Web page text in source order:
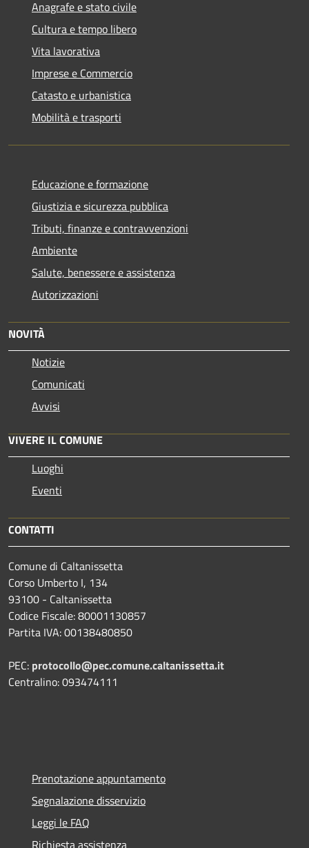
Anagrafe e stato civile
Cultura e tempo libero
Vita lavorativa
Imprese e Commercio
Catasto e urbanistica
Mobilità e trasporti
Educazione e formazione
Giustizia e sicurezza pubblica
Tributi, finanze e contravvenzioni
Ambiente
Salute, benessere e assistenza
Autorizzazioni
NOVITÀ
Notizie
Comunicati
Avvisi
VIVERE IL COMUNE
Luoghi
Eventi
CONTATTI
Comune di Caltanissetta
Corso Umberto I, 134
93100 - Caltanissetta
Codice Fiscale: 80001130857
Partita IVA: 00138480850
PEC: protocollo@pec.comune.caltanissetta.it
Centralino: 093474111
Prenotazione appuntamento
Segnalazione disservizio
Leggi le FAQ
Richiesta assistenza